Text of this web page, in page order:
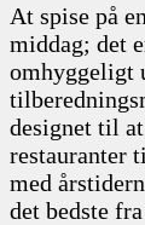
At spise på
middag; det
omhyggeligt
designet til
restauranter
med
det bedste